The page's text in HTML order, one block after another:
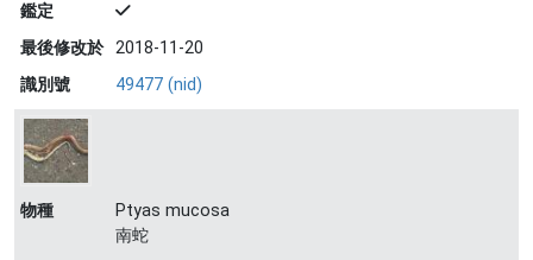
鑑定
最後修改於 2018-11-20
識別號
49477 (nid)
物種
Ptyas mucosa
南蛇